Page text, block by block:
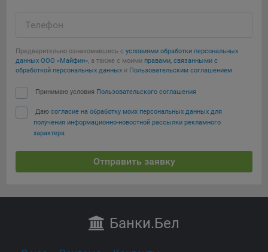
Телефон
Предварительно ознакомившись с условиями обработки персональных
данных ООО «Майфин», а также с моими правами, связанными с
обработкой персональных данных и Пользовательским соглашением:
Принимаю условия Пользовательского соглашения
Даю согласие на обработку моих персональных данных для
получения информационно-новостной рассылки рекламного
характера
Отправить заявку
Банки.Бел